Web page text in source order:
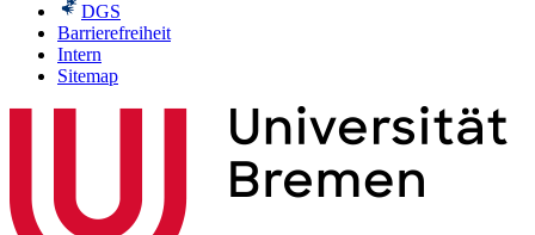
DGS
Barrierefreiheit
Intern
Sitemap